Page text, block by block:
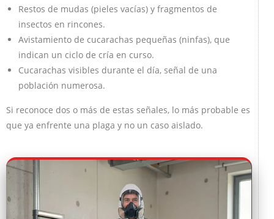
Restos de mudas (pieles vacías) y fragmentos de
insectos en rincones.
Avistamiento de cucarachas pequeñas (ninfas), que
indican un ciclo de cría en curso.
Cucarachas visibles durante el día, señal de una
población numerosa.
Si reconoce dos o más de estas señales, lo más probable es
que ya enfrente una plaga y no un caso aislado.